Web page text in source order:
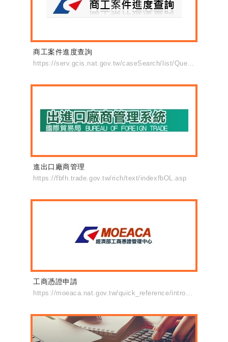
商工案件進度查詢
https://serv.gcis.nat.gov.tw/caseSearch/list/QueryCsmmCaseList/queryCsmmCaseList.do
進出口廠商管理
https://fbfh.trade.gov.tw/rich/text/indexfbOL.asp
工商憑證申請
https://moeaca.nat.gov.tw/quick_reference/intro_2.html